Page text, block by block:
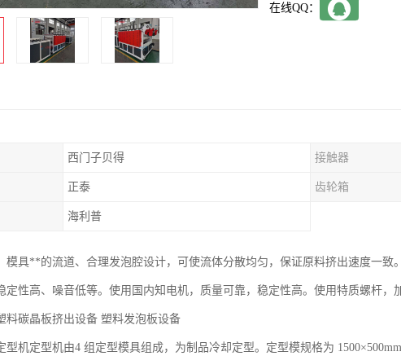
在线QQ：
西门子贝得 接触器
正泰 齿轮箱
海利普
模具**的流道、合理发泡腔设计，可使流体分散均匀，保证原料挤出速度一致
定性高、噪音低等。使用国内知电机，质量可靠，稳定性高。使用特质螺杆，
料碳晶板挤出设备 塑料发泡板设备
型机定型机由4 组定型模具组成，为制品冷却定型。定型模规格为